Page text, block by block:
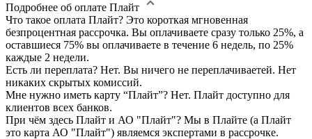
Подробнее об оплате Плайт
Что такое оплата Плайт? Это короткая мгновенная
безпроцентная рассрочка. Вы оплачиваете сразу только 25%, а
оставшиеся 75% вы оплачиваете в течение 6 недель, по 25%
каждые 2 недели.
Есть ли переплата? Нет. Вы ничего не переплачиваетей. Нет
никаких скрытых комиссий.
Мне нужно иметь карту “Плайт”? Нет. Плайт доступно для
клиентов всех банков.
При чём здесь Плайт и АО "Плайт"? Мы в Плайте (а Плайт
это карта АО "Плайт") являемся экспертами в рассрочке.